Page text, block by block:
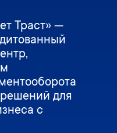
Траст» —
для
с